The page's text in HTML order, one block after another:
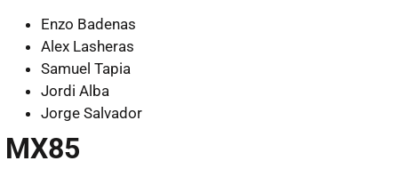
Enzo Badenas
Alex Lasheras
Samuel Tapia
Jordi Alba
Jorge Salvador
MX85